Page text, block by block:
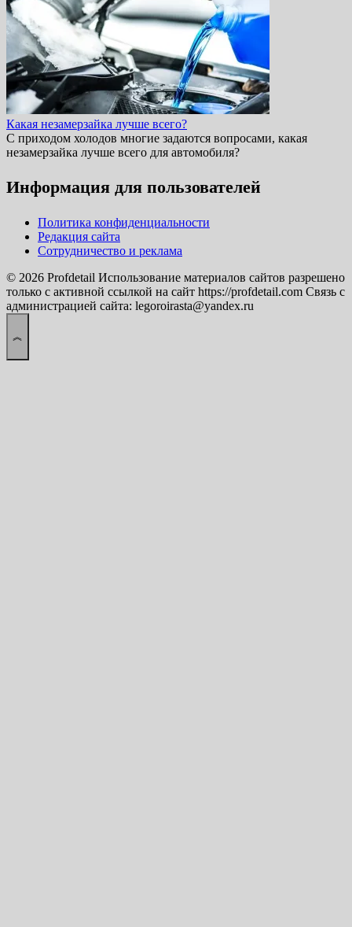
Какая незамерзайка лучше всего?
С приходом холодов многие задаются вопросами, какая
незамерзайка лучше всего для автомобиля?
Информация для пользователей
Политика конфиденциальности
Редакция сайта
Сотрудничество и реклама
© 2026 Profdetail Использование материалов сайтов разрешено
только с активной ссылкой на сайт https://profdetail.com Связь с
администрацией сайта: legoroirasta@yandex.ru